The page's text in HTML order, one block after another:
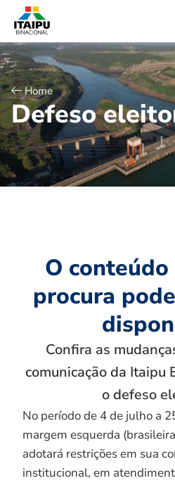
Home
Defeso eleito
O
procura
Confira as
comunicação da Itaipu
o defeso
No período de 4 de julho a
margem esquerda
adotará restrições em sua
institucional, em